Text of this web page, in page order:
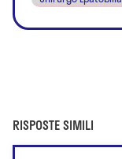
RISPOSTE SIMILI